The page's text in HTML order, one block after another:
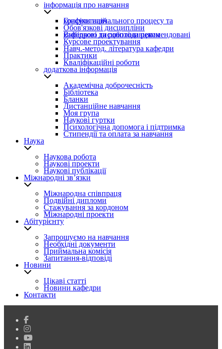
інформація про навчання
Графіки навчального процесу та консультацій
Обов'язкові дисципліни
Вибіркові дисципліни рекомендовані кафедрою та роботодавцями
Курсове проектування
Навч.-метод. література кафедри
Практики
Кваліфікаційні роботи
додаткова інформація
Академічна доброчесність
Бібліотека
Бланки
Дистанційне навчання
Моя група
Наукові гуртки
Психологічна допомога і підтримка
Стипендії та оплата за навчання
Наука
Наукова робота
Наукові проекти
Наукові публікації
Міжнародні зв’язки
Міжнародна співпраця
Подвійні дипломи
Стажування за кордоном
Міжнародні проекти
Абітурієнту
Запрошуємо на навчання
Необхідні документи
Приймальна комісія
Запитання-відповіді
Новини
Цікаві статті
Новини кафедри
Контакти